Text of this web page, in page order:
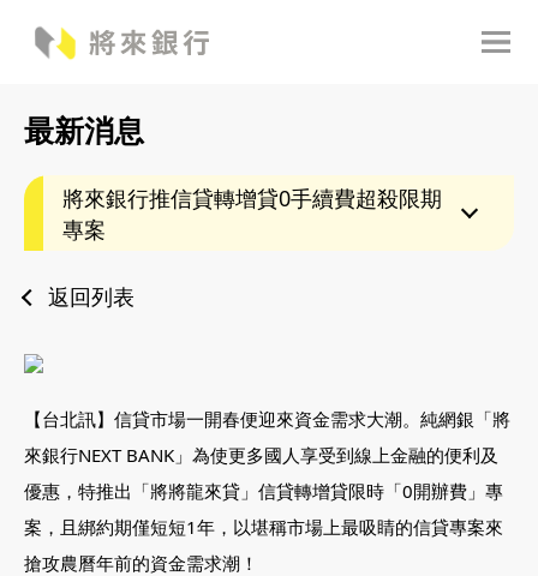
最新消息
將來銀行推信貸轉增貸0手續費超殺限期
專案
返回列表
【台北訊】信貸市場一開春便迎來資金需求大潮。純網銀「將
來銀行NEXT BANK」為使更多國人享受到線上金融的便利及
優惠，特推出「將將龍來貸」信貸轉增貸限時「0開辦費」專
案，且綁約期僅短短1年，以堪稱市場上最吸睛的信貸專案來
搶攻農曆年前的資金需求潮！